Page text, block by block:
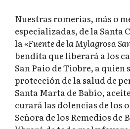
Nuestras romerías, más o
especializadas, de la Santa
la «Fuente de la Mylagrosa
bendita que liberará a los
San Paio de Tiobre, a quien
protección de la salud de
Santa Marta de Babío,
curará las dolencias de los
Señora de los Remedios de